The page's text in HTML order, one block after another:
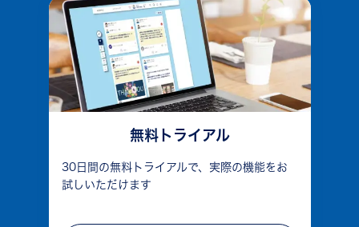
無料トライアル
30日間の無料トライアルで、実際の機能をお
試しいただけます